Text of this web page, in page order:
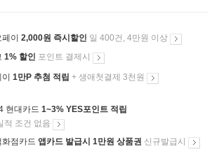
이 2,000원 즉시할인 일 400건, 4만원 이상
1% 할인 포인트 결제시
1만P 추첨 적립 + 생애첫결제 3천원
현대카드 1~3% YES포인트 적립
적 조건 없음
화점카드 앱카드 발급시 1만원 상품권 신규발급시